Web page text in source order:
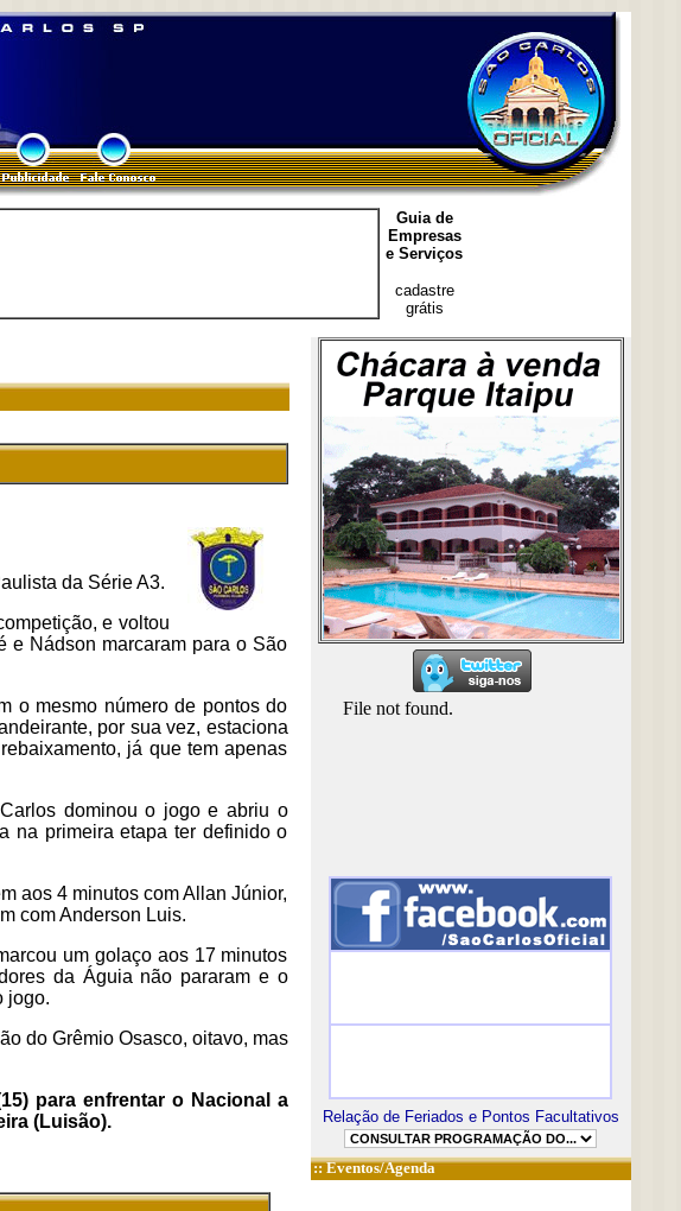
Guia de
Empresas
e Serviços
cadastre
grátis
da Série A3.
e voltou
e Nádson marcaram para o São
o mesmo número de pontos do
por sua vez, estaciona
já que tem apenas
dominou o jogo e abriu o
na primeira etapa ter definido o
aos 4 minutos com Allan Júnior,
com Anderson Luis.
um golaço aos 17 minutos
da Águia não pararam e o
jogo.
do Grêmio Osasco, oitavo, mas
para enfrentar o Nacional a
(Luisão).
Relação de Feriados e Pontos Facultativos
::Eventos/Agenda